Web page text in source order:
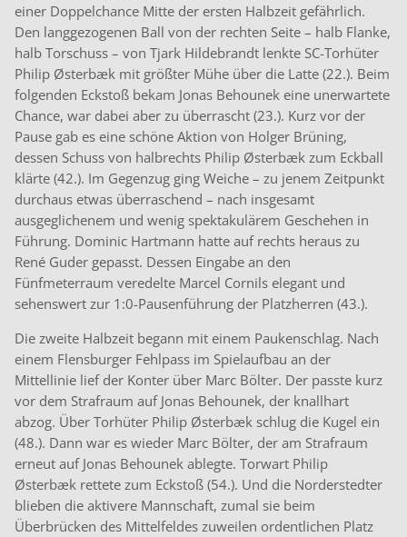
einer Doppelchance Mitte der ersten Halbzeit gefährlich.
Den langgezogenen Ball von der rechten Seite – halb Flanke,
halb Torschuss – von Tjark Hildebrandt lenkte SC-Torhüter
Philip Østerbæk mit größter Mühe über die Latte (22.). Beim
folgenden Eckstoß bekam Jonas Behounek eine unerwartete
Chance, war dabei aber zu überrascht (23.). Kurz vor der
Pause gab es eine schöne Aktion von Holger Brüning,
dessen Schuss von halbrechts Philip Østerbæk zum Eckball
klärte (42.). Im Gegenzug ging Weiche – zu jenem Zeitpunkt
durchaus etwas überraschend – nach insgesamt
ausgeglichenem und wenig spektakulärem Geschehen in
Führung. Dominic Hartmann hatte auf rechts heraus zu
René Guder gepasst. Dessen Eingabe an den
Fünfmeterraum veredelte Marcel Cornils elegant und
sehenswert zur 1:0-Pausenführung der Platzherren (43.).
Die zweite Halbzeit begann mit einem Paukenschlag. Nach
einem Flensburger Fehlpass im Spielaufbau an der
Mittellinie lief der Konter über Marc Bölter. Der passte kurz
vor dem Strafraum auf Jonas Behounek, der knallhart
abzog. Über Torhüter Philip Østerbæk schlug die Kugel ein
(48.). Dann war es wieder Marc Bölter, der am Strafraum
erneut auf Jonas Behounek ablegte. Torwart Philip
Østerbæk rettete zum Eckstoß (54.). Und die Norderstedter
blieben die aktivere Mannschaft, zumal sie beim
Überbrücken des Mittelfeldes zuweilen ordentlichen Platz